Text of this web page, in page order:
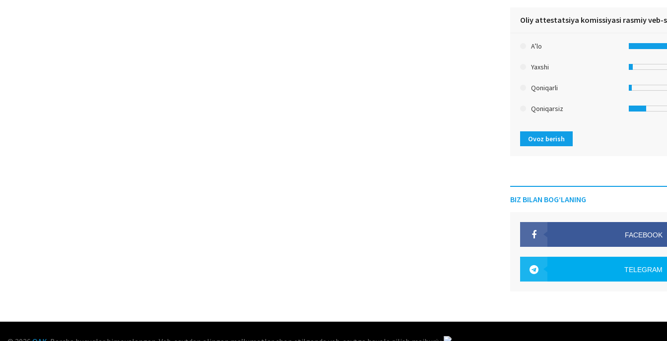
Oliy attestatsiya komissiyasi rasmiy
A’lo
Yaxshi
Qoniqarli
Qoniqarsiz
Ovoz berish
BIZ BILAN BOG‘LANING
FACEBOOK
TELEGRAM